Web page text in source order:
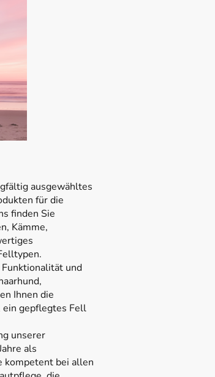
ausgewähltes
für die
finden Sie
Kämme,
und
Ihnen die
ein gepflegtes Fell
unserer
als
kompetent bei allen